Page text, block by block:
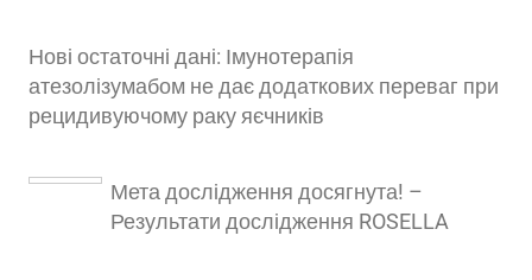
Нові остаточні дані: Імунотерапія
атезолізумабом не дає додаткових переваг при
рецидивуючому раку яєчників
Мета дослідження досягнута! –
Результати дослідження ROSELLA